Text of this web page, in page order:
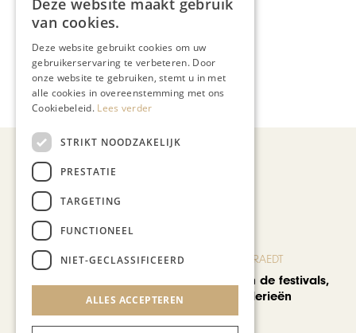
Meer artikelen over:
Wonen & Interieur
Annebeth Nies,Jos Eliëns
Recent nieuws
BLOG JO CORTENRAEDT
We verzuipen in de festivals,
feesten en braderieën
Deze website maakt gebruik
van cookies.
Deze website gebruikt cookies om uw
gebruikerservaring te verbeteren. Door
onze website te gebruiken, stemt u in met
alle cookies in overeenstemming met ons
Cookiebeleid. Lees verder
STRIKT NOODZAKELIJK
PRESTATIE
TARGETING
FUNCTIONEEL
NIET-GECLASSIFICEERD
ALLES ACCEPTEREN